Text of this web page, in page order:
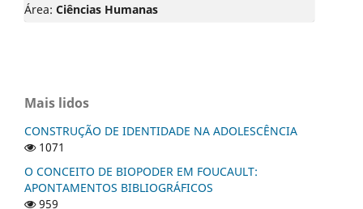
Área: Ciências Humanas
Mais lidos
CONSTRUÇÃO DE IDENTIDADE NA ADOLESCÊNCIA
1071
O CONCEITO DE BIOPODER EM FOUCAULT:
APONTAMENTOS BIBLIOGRÁFICOS
959